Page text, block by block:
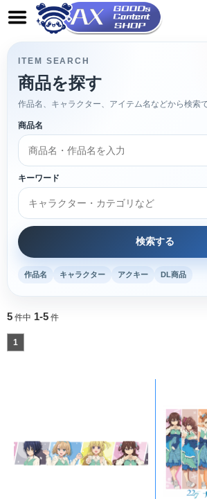
ITEM SEARCH
商品を探す
作品名、キャラクター、アイテム名などから検索
商品名
キーワード
作品名 キャラクター アクキー DL商品
5 件中 1-5 件
1